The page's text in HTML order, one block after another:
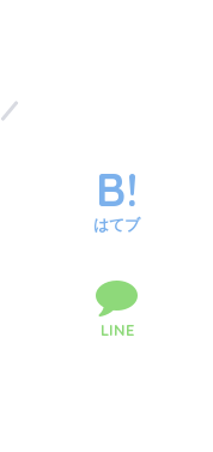
はてブ
LINE